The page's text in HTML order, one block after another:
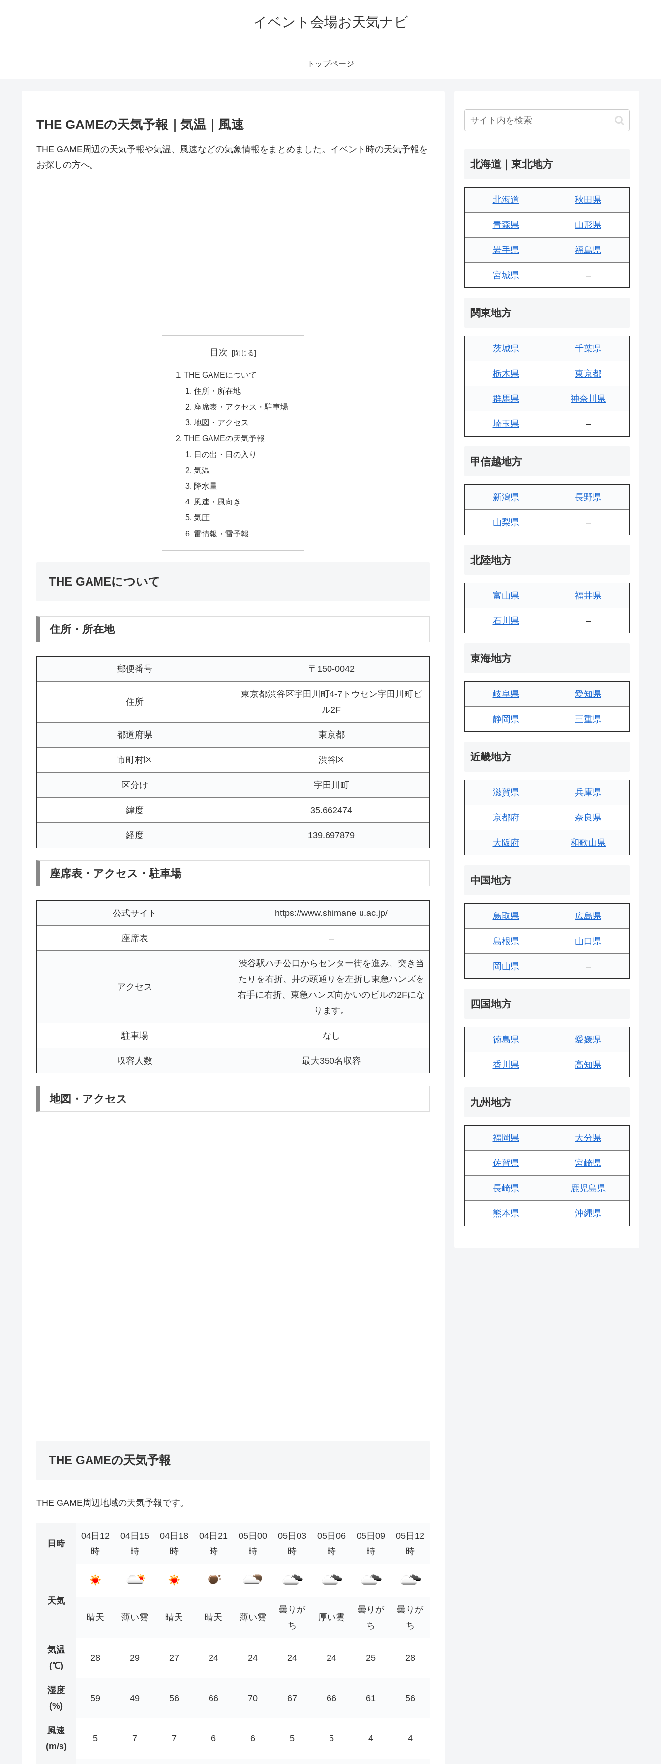
イベント会場お天気ナビ
トップページ
THE GAMEの天気予報｜気温｜風速
THE GAME周辺の天気予報や気温、風速などの気象情報をまとめました。イベント時の天気予報を
お探しの方へ。
目次
THE GAMEについて
住所・所在地
座席表・アクセス・駐車場
地図・アクセス
THE GAMEの天気予報
日の出・日の入り
気温
降水量
風速・風向き
気圧
雷情報・雷予報
THE GAMEについて
住所・所在地
郵便番号 〒150-0042
住所
東京都渋谷区宇田川町4-7トウセン宇田川町ビ
ル2F
都道府県 東京都
市町村区 渋谷区
区分け 宇田川町
緯度 35.662474
経度 139.697879
座席表・アクセス・駐車場
公式サイト https://www.shimane-u.ac.jp/
座席表 –
アクセス
渋谷駅ハチ公口からセンター街を進み、突き当
たりを右折、井の頭通りを左折し東急ハンズを
右手に右折、東急ハンズ向かいのビルの2Fにな
ります。
駐車場 なし
収容人数 最大350名収容
地図・アクセス
THE GAMEの天気予報
THE GAME周辺地域の天気予報です。
日時
04日12
時
04日15
時
04日18
時
04日21
時
05日00
時
05日03
時
05日06
時
05日09
時
05日12
時
天気
晴天
薄い雲 晴天 晴天 薄い雲
曇りが
ち
厚い雲
曇りが
ち
曇りが
ち
気温
(℃)
28 29 27 24 24 24 24 25 28
湿度
(%)
59 49 56 66 70 67 66 61 56
風速
(m/s)
5 7 7 6 6 5 5 4 4
北海道｜東北地方
北海道 秋田県
青森県 山形県
岩手県 福島県
宮城県 –
関東地方
茨城県 千葉県
栃木県 東京都
群馬県 神奈川県
埼玉県 –
甲信越地方
新潟県 長野県
山梨県 –
北陸地方
富山県 福井県
石川県 –
東海地方
岐阜県 愛知県
静岡県 三重県
近畿地方
滋賀県 兵庫県
京都府 奈良県
大阪府 和歌山県
中国地方
鳥取県 広島県
島根県 山口県
岡山県 –
四国地方
徳島県 愛媛県
香川県 高知県
九州地方
福岡県 大分県
佐賀県 宮崎県
長崎県 鹿児島県
熊本県 沖縄県